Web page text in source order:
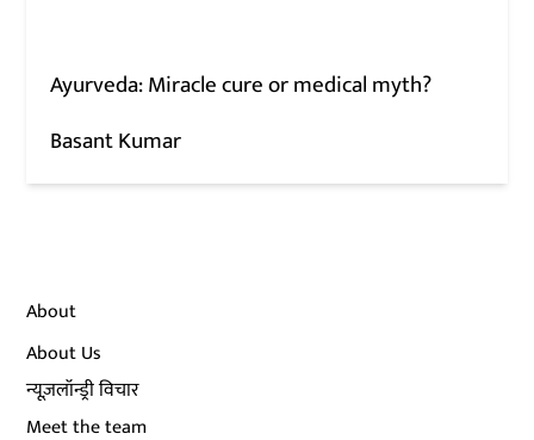
Ayurveda: Miracle cure or medical myth?
Basant Kumar
About
About Us
न्यूज़लॉन्ड्री विचार
Meet the team